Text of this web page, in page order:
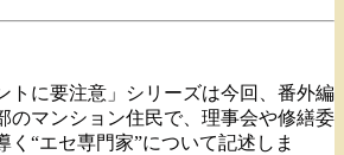
トに要注意」シリーズは今回、番外編
のマンション住民で、理事会や修繕委
く“エセ専門家”について記述しま